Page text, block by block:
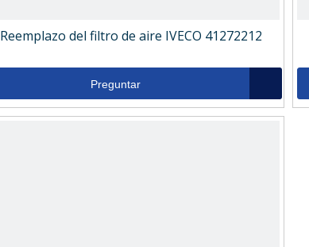
Reemplazo del filtro de aire IVECO 41272212
Preguntar